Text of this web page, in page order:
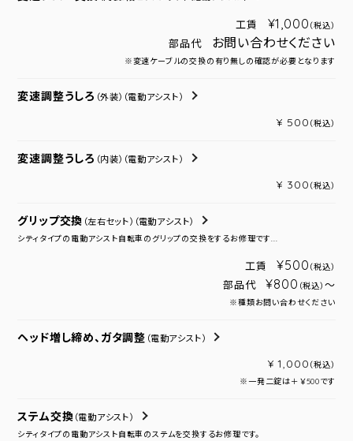
工賃 ¥1,000 （税込）
部品代 お問い合わせください
※変速ケーブルの交換の有り無しの確認が必要となります
変速調整うしろ （外装） （電動アシスト）
¥ 500 （税込）
変速調整うしろ （内装） （電動アシスト）
¥ 300 （税込）
グリップ交換 （左右セット） （電動アシスト）
シティタイプの電動アシスト自転車のグリップの交換をするお修理です...
工賃 ¥500 （税込）
部品代 ¥800 （税込） ～
※種類お問い合わせください
ヘッド増し締め、ガタ調整 （電動アシスト）
¥ 1,000 （税込）
※一発二錠は＋￥500です
ステム交換 （電動アシスト）
シティタイプの電動アシスト自転車のステムを交換するお修理です。